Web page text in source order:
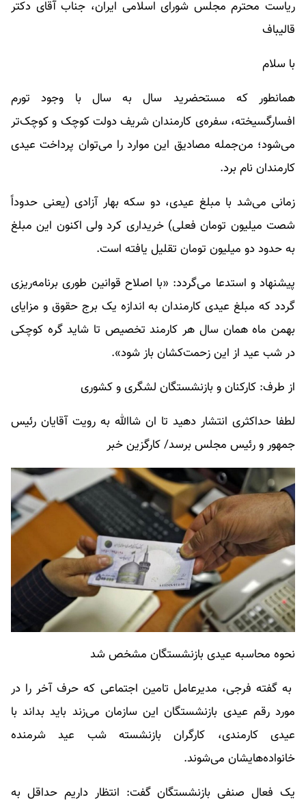
ریاست محترم مجلس شورای اسلامی ایران، جناب آقای دکتر
قالیباف
با سلام
همانطور که مستحضرید سال به سال با وجود تورم
افسارگسیخته، سفره‌ی کارمندان شریف دولت کوچک و کوچک‌تر
می‌شود؛ من‌جمله مصادیق این موارد را می‌توان پرداخت عیدی
کارمندان نام برد.
زمانی می‌شد با مبلغ عیدی، دو سکه بهار آزادی (یعنی حدوداً
شصت میلیون تومان فعلی) خریداری کرد ولی اکنون این مبلغ
به حدود دو میلیون تومان تقلیل یافته است.
پیشنهاد و استدعا می‌گردد: «با اصلاح قوانین طوری برنامه‌ریزی
گردد که مبلغ عیدی کارمندان به اندازه یک برج حقوق و مزایای
بهمن ماه همان سال هر کارمند تخصیص تا شاید گره کوچکی
در شب عید از این زحمت‌کشان باز شود».
از طرف: کارکنان و بازنشستگان لشگری و کشوری
لطفا حداکثری انتشار دهید تا ان شاالله به رویت آقایان رئیس
جمهور و رئیس مجلس برسد/ کارگزین خبر
نحوه محاسبه عیدی بازنشستگان مشخص شد
به گفته فرجی، مدیرعامل تامین اجتماعی که حرف آخر را در
مورد رقم عیدی بازنشستگان این سازمان می‌زند باید بداند با
عیدی کارمندی، کارگران بازنشسته شب عید شرمنده
خانواده‌هایشان می‌شوند.
یک فعال صنفی بازنشستگان گفت: انتظار داریم حداقل به